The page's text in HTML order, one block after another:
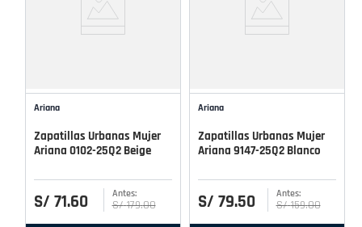
Ariana
Zapatillas Urbanas Mujer
Ariana 0102-25Q2 Beige
S/ 71.60 S/ 179.00
Ariana
Zapatillas Urbanas Mujer
Ariana 9147-25Q2 Blanco
S/ 79.50 S/ 159.00